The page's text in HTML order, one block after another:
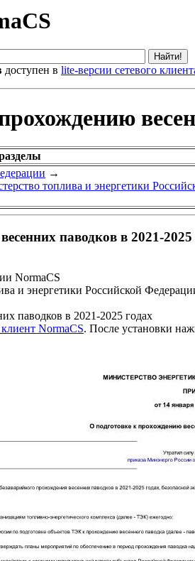
доступен в lite-версии сетевого
→
топлива и энергетики
паводков в 2021-2025
NormaCS
и энергетики Российской
паводков в 2021-2025 годах
клиент NormaCS. После установки